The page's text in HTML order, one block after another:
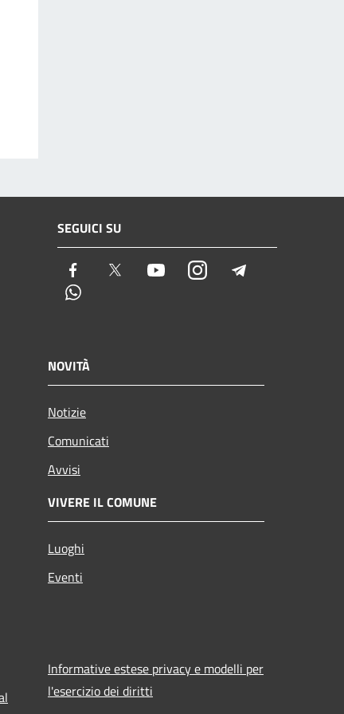
SEGUICI SU
Facebook Twitter YoutubeInstagram
NOVITÀ
Notizie
Comunicati
Avvisi
VIVERE IL COMUNE
Luoghi
Eventi
Informative estese privacy e modelli per
l'esercizio dei diritti